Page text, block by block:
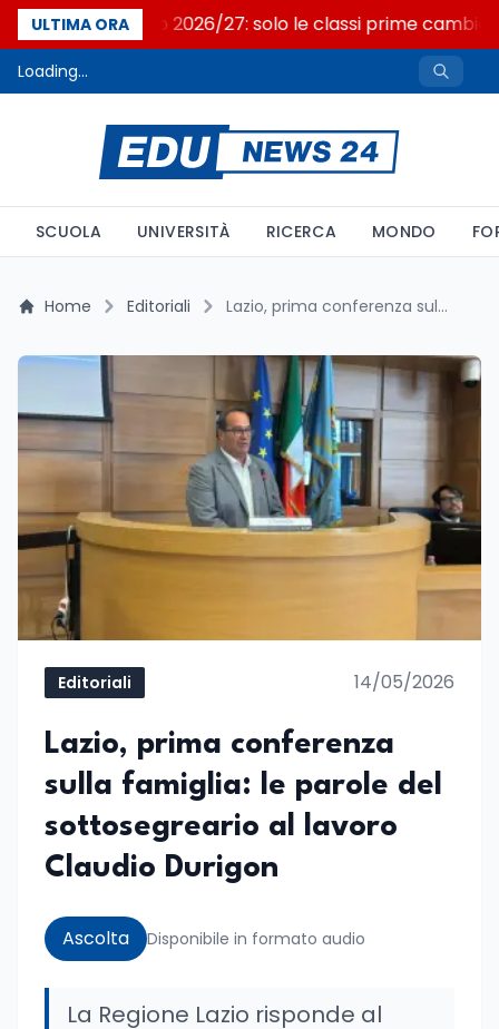
ULTIMA ORA
Nuovo curricolo 2026/27: solo le classi prime
Loading...
SCUOLA UNIVERSITÀ RICERCA MONDO
Home Editoriali Lazio, prima conferenza sulla famiglia: le parole del sottosegreario al lavoro Claudio Durigon
Editoriali 14/05/2026
Lazio, prima conferenza
sulla famiglia: le parole del
sottosegreario al lavoro
Claudio Durigon
Ascolta Disponibile in formato audio
La Regione Lazio risponde al